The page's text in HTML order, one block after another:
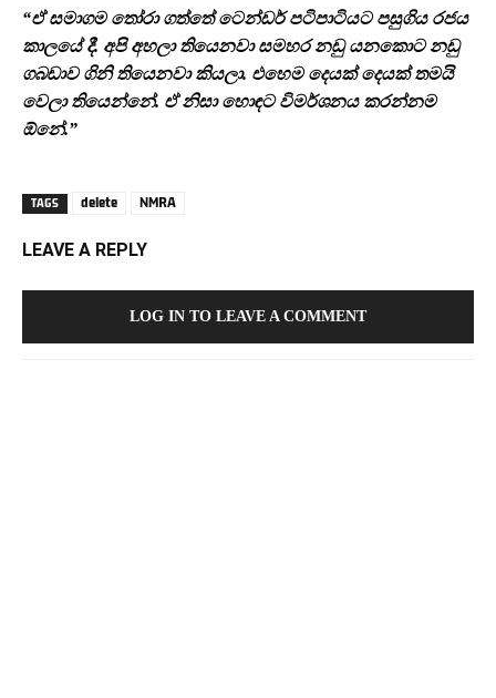
“ඒ සමාගම තෝරා ගත්තේ ටෙන්ඩර් පටිපාටියට පසුගිය රජය
කාලයේ දී. අපි අහලා තියෙනවා සමහර නඩු යනකොට නඩු
ගබඩාව ගිනි තියෙනවා කියලා. එහෙම දෙයක් දෙයක් තමයි
වෙලා තියෙන්නේ. ඒ නිසා හොඳට විමර්ශනය කරන්නම
ඕනේ.”
TAGS delete NMRA
LEAVE A REPLY
LOG IN TO LEAVE A COMMENT